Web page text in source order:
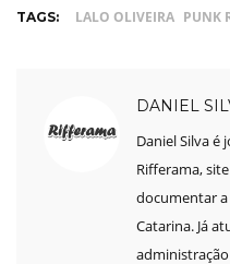
TAGS: LALO OLIVEIRA PUNK
DANIEL
Daniel Silva
Rifferama,
documentar
Catarina. Já